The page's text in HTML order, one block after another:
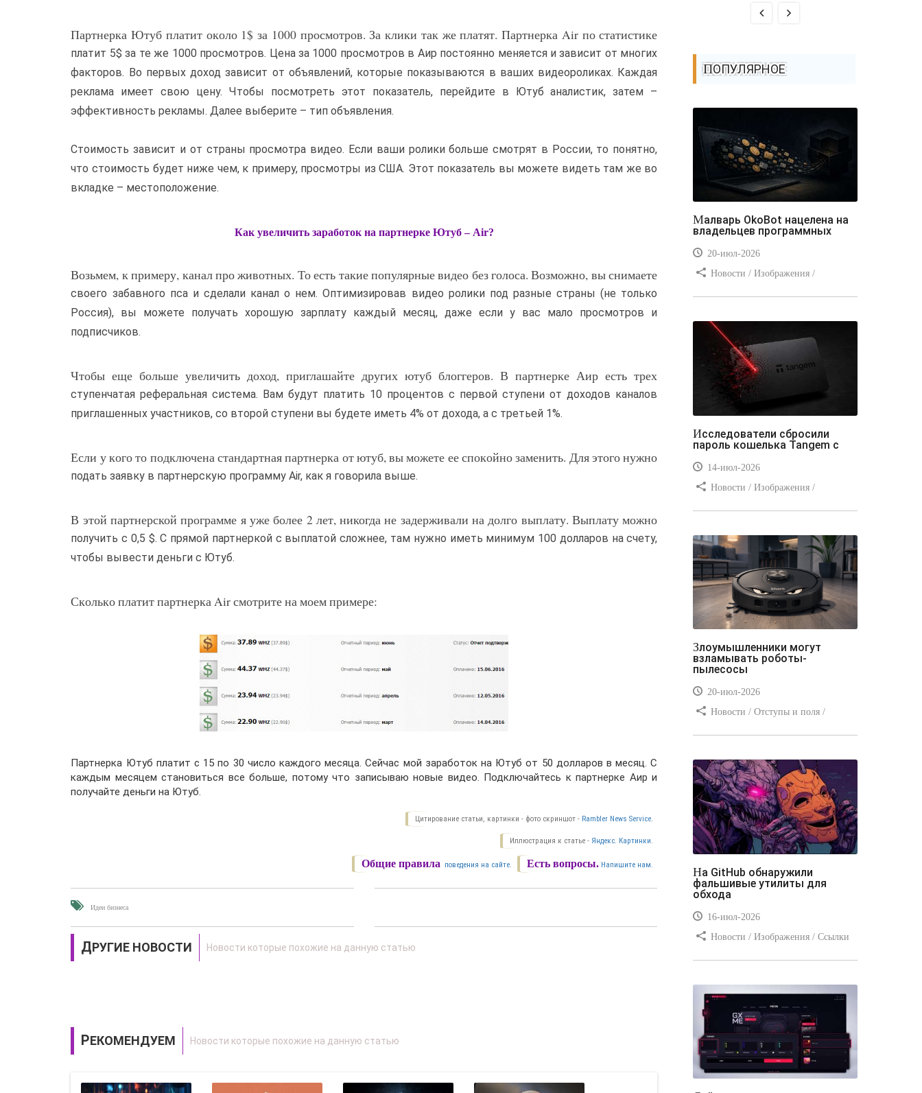
Партнерка Ютуб платит около 1$ за 1000 просмотров. За клики так же платят. Партнерка Air по статистике
платит 5$ за те же 1000 просмотров. Цена за 1000 просмотров в Аир постоянно меняется и зависит от многих
факторов. Во первых доход зависит от объявлений, которые показываются в ваших видеороликах. Каждая
реклама имеет свою цену. Чтобы посмотреть этот показатель, перейдите в Ютуб аналистик, затем –
эффективность рекламы. Далее выберите – тип объявления.
Стоимость зависит и от страны просмотра видео. Если ваши ролики больше смотрят в России, то понятно,
что стоимость будет ниже чем, к примеру, просмотры из США. Этот показатель вы можете видеть там же во
вкладке – местоположение.
Как увеличить заработок на партнерке Ютуб – Air?
Возьмем, к примеру, канал про животных. То есть такие популярные видео без голоса. Возможно, вы снимаете
своего забавного пса и сделали канал о нем. Оптимизировав видео ролики под разные страны (не только
Россия), вы можете получать хорошую зарплату каждый месяц, даже если у вас мало просмотров и
подписчиков.
Чтобы еще больше увеличить доход, приглашайте других ютуб блоггеров. В партнерке Аир есть трех
ступенчатая реферальная система. Вам будут платить 10 процентов с первой ступени от доходов каналов
приглашенных участников, со второй ступени вы будете иметь 4% от дохода, а с третьей 1%.
Если у кого то подключена стандартная партнерка от ютуб, вы можете ее спокойно заменить. Для этого нужно
подать заявку в партнерскую программу Air, как я говорила выше.
В этой партнерской программе я уже более 2 лет, никогда не задерживали на долго выплату. Выплату можно
получить с 0,5 $. С прямой партнеркой с выплатой сложнее, там нужно иметь минимум 100 долларов на счету,
чтобы вывести деньги с Ютуб.
Сколько платит партнерка Air смотрите на моем примере:
Партнерка Ютуб платит с 15 по 30 число каждого месяца. Сейчас мой заработок на Ютуб от 50 долларов в месяц. С
каждым месяцем становиться все больше, потому что записываю новые видео. Подключайтесь к партнерке Аир и
получайте деньги на Ютуб.
Цитирование статьи, картинки - фото скриншот - Rambler News Service.
Иллюстрация к статье - Яндекс. Картинки.
Есть вопросы. Напишите нам.
Общие правила поведения на сайте.
Идеи бизнеса
ДРУГИЕ НОВОСТИ
РЕКОМЕНДУЕМ
ПОПУЛЯРНОЕ
Малварь OkoBot нацелена на
владельцев программных
20-июл-2026
Новости / Изображения /
Самоучитель CSS / Линии и рамки /
Видео уроки / Заработок
Исследователи сбросили
пароль кошелька Tangem с
14-июл-2026
Новости / Изображения /
/ Вёрстка / Видео уроки
Злоумышленники могут
взламывать роботы-
пылесосы
20-июл-2026
Новости / Отступы и поля /
/ Текст / Цвет / Видео уроки
На GitHub обнаружили
фальшивые утилиты для
обхода
16-июл-2026
Новости / Изображения / Ссылки